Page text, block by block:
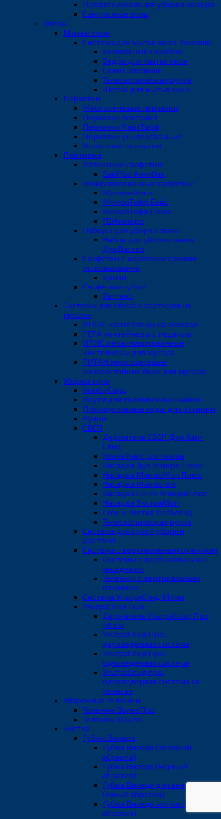
Профессиональная уборка номера
Санитарные зоны
Vileda
Мытьё окон
Система для мытья окон Эволюшн
Безопасный скребок
Ведро для мытья окон
Склиз Эволюшн
Телескопическая ручка
Щетка для мытья окон
Перчатки
Многоцелевые перчатки
Перчатки Контракт
Перчатки ЛайтТафф
Перчатки универсальные
Усиленные перчатки
Протирка
Латексные салфетки
ВайПро Антибак
Микроволоконные салфетки
МикронКвик
МикроТафф Бэйс
МикроТафф Плюс
ПВАмикро
Наборы для уборки пыли
Набор для уборки пыли
ДуоДастер
Салфетки с коротким сроком
использования
Бризи
Салфетки-губки
Веттекс
Системы для сбора и сортировки
мусора
АТЛАС контейнеры на колесах
ГЕРА контейнеры с педалью
ИРИС металлизированные
контейнеры для мусора
ТИТАН многоцелевые
износостойкие баки для мусора
Уборка пола
КомбиСпид
Круги для поломоечных машин
Прямоугольные пады для оттирки
Ручки
СВЕП
Держатель СВЕП Дуо Хай-
Спид
Контейнер для мопов
Насадка Дуо Микро Плюс
Насадка МикроМоп Плюс
Насадка МикроТек
Насадка Сингл МикроПлюс
Насадка ЭкстраМоп
Сгон и Щетка Леголенд
Телескопическая ручка
Система для сухой уборки
ДастМоп
Система с вертикальным отжимом
Системы с вертикальными
насадками
Тележки с вертикальным
отжимом
Система УльтраСпид Мини
УльтраСпид Про
Держатель УльтраСпид Про
40 см
УльтраСпид Про:
двухведерная система
УльтраСпид Про:
одноведерная система
УльтраСпид про:
одноведерная система на
колесах
Уборочные тележки
Тележка ВолеоПро
Тележки Ориго
Чистка
Губки Виледа
Губка Виледа (зеленый
абразив)
Губка Виледа (черный
абразив)
Губка Виледа для ванной
(синий абразив)
Губка Виледа мягкая (белый
абразив)